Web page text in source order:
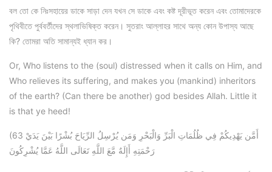
বল তো কে নিঃসহায়ের ডাকে সাড়া দেন যখন সে ডাকে এবং কষ্ট দূরীভূত করেন এবং তোমাদেরকে
পৃথিবীতে পুর্ববর্তীদের স্থলাভিষিক্ত করেন। সুতরাং আল্লাহর সাথে অন্য কোন উপাস্য আছে
কি? তোমরা অতি সামান্যই ধ্যান কর।
Or, Who listens to the (soul) distressed when it calls on Him, and
Who relieves its suffering, and makes you (mankind) inheritors
of the earth? (Can there be another) god besides Allah. Little it
is that ye heed!
(63 أَمَّن يَهْدِيكُمْ فِي ظُلُمَاتِ الْبَرِّ وَالْبَحْرِ وَمَن يُرْسِلُ الرِّيَاحَ بُشْرًا بَيْنَ يَدَيْ
رَحْمَتِهِ أَإِلَهٌ مَّعَ اللَّهِ تَعَالَى اللَّهُ عَمَّا يُشْرِكُونَ